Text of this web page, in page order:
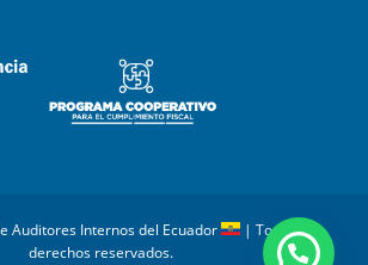
Auditores Internos del Ecuador
| Todos los
derechos reservados.